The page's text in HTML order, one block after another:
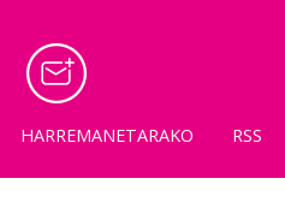
HARREMANETARAKO RSS